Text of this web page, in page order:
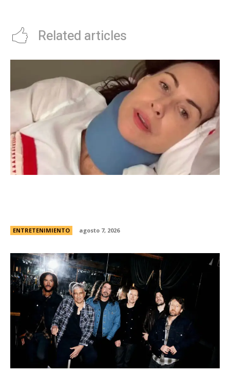
Related articles
ENTRETENIMIENTO agosto 7, 2026